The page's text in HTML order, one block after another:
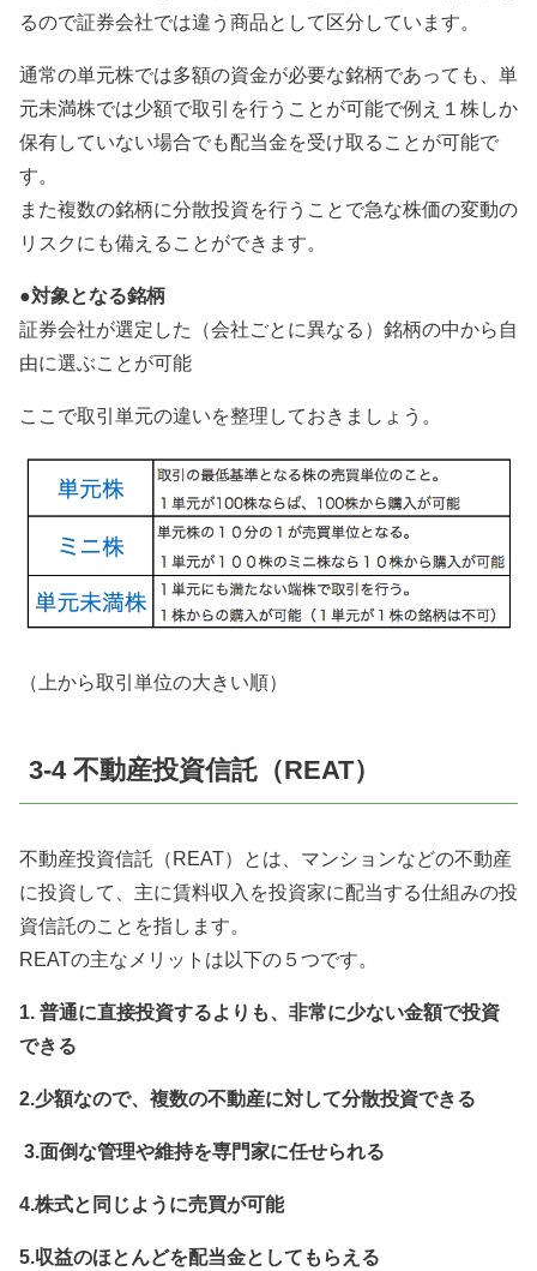
るので証券会社では違う商品として区分しています。
通常の単元株では多額の資金が必要な銘柄であっても、単
元未満株では少額で取引を行うことが可能で例え１株しか
保有していない場合でも配当金を受け取ることが可能で
す。
また複数の銘柄に分散投資を行うことで急な株価の変動の
リスクにも備えることができます。
●対象となる銘柄
証券会社が選定した（会社ごとに異なる）銘柄の中から自
由に選ぶことが可能
ここで取引単元の違いを整理しておきましょう。
（上から取引単位の大きい順）
3-4 不動産投資信託（REAT）
不動産投資信託（REAT）とは、マンションなどの不動産
に投資して、主に賃料収入を投資家に配当する仕組みの投
資信託のことを指します。
REATの主なメリットは以下の５つです。
1. 普通に直接投資するよりも、非常に少ない金額で投資
できる
2.少額なので、複数の不動産に対して分散投資できる
3.面倒な管理や維持を専門家に任せられる
4.株式と同じように売買が可能
5.収益のほとんどを配当金としてもらえる